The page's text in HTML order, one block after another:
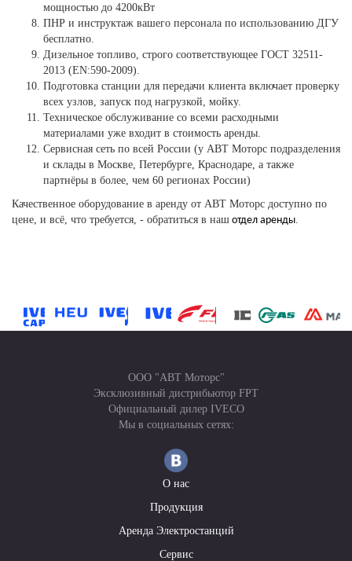
мощностью до 4200кВт
ПНР и инструктаж вашего персонала по использованию ДГУ
бесплатно.
Дизельное топливо, строго соответствующее ГОСТ 32511-
2013 (EN:590-2009).
Подготовка станции для передачи клиента включает проверку
всех узлов, запуск под нагрузкой, мойку.
Техническое обслуживание со всеми расходными
материалами уже входит в стоимость аренды.
Сервисная сеть по всей России (у АВТ Моторс подразделения
и склады в Москве, Петербурге, Краснодаре, а также
партнёры в более, чем 60 регионах России)
Качественное оборудование в аренду от АВТ Моторс доступно по
цене, и всё, что требуется, - обратиться в наш отдел аренды
ООО "АВТ Моторс"
Эксклюзивный дистрибьютор FPT
Официальный дилер IVECO
Мы в социальных сетях:
О нас
Продукция
Аренда Электростанций
Сервис